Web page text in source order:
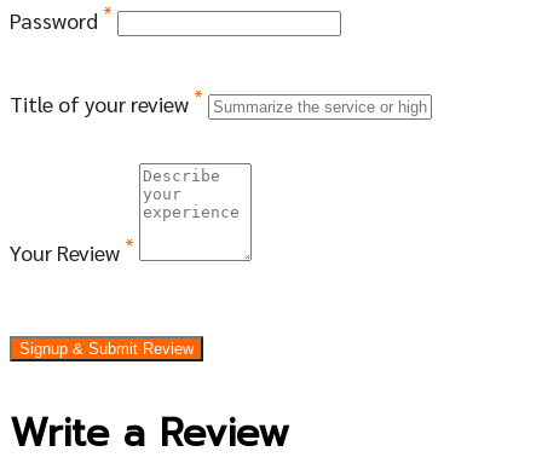
Password *
Title of your review *
Your Review *
Signup & Submit Review
Write a Review